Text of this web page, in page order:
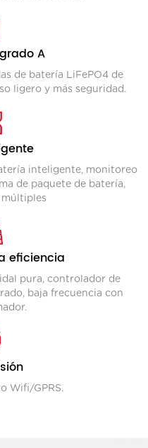
A
de batería LiFePO4 de
ligero y más seguridad.
inteligente, monitoreo
de paquete de batería,
eficiencia
pura, controlador de
baja frecuencia con
Wifi/GPRS.